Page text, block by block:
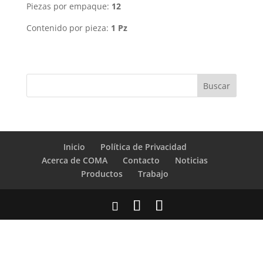
Piezas por empaque: 12
Contenido por pieza: 1 Pz
Inicio
Política de Privacidad
Acerca de COMA
Contacto
Noticias
Productos
Trabajo